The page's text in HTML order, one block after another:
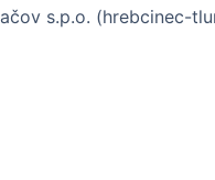
s.p.o. (hrebcinec-